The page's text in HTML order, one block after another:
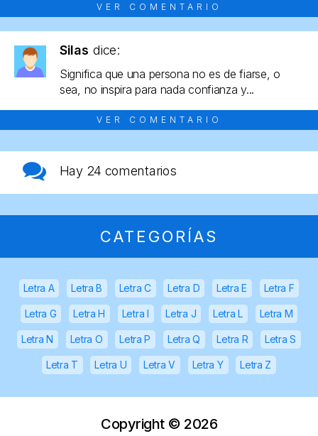
VER COMENTARIO
Silas dice:
Significa que una persona no es de fiarse, o
sea, no inspira para nada confianza y...
VER COMENTARIO
Hay 24 comentarios
CATEGORÍAS
Letra A Letra B Letra C Letra D Letra E Letra F
Letra G Letra H Letra I Letra J Letra L Letra M
Letra N Letra O Letra P Letra Q Letra R Letra S
Letra T Letra U Letra V Letra Y Letra Z
Copyright © 2026